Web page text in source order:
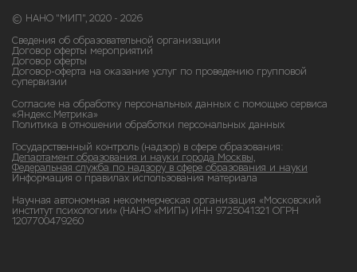
© НАНО "МИП", 2020 - 2026
Сведения об образовательной организации
Договор оферты мероприятий
Договор оферты
Договор-оферта на оказание услуг по проведению групповой
супервизии
Согласие на обработку персональных данных с помощью сервиса
«Яндекс.Метрика»
Политика в отношении обработки персональных данных
Государственный контроль (надзор) в сфере образования:
Департамент образования и науки города Москвы,
Федеральная служба по надзору в сфере образования и науки
Информация о правилах использования материала
Научная автономная некоммерческая организация «Московский
институт психологии» (НАНО «МИП») ИНН 9725041321 ОГРН
1207700479260